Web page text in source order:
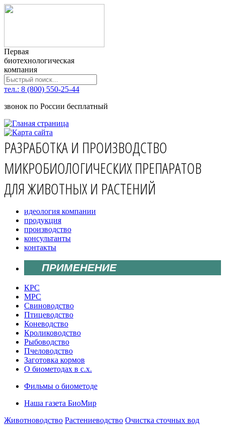
Первая
биотехнологическая
компания
тел.: 8 (800) 550-25-44
звонок по России бесплатный
РАЗРАБОТКА И ПРОИЗВОДСТВО
МИКРОБИОЛОГИЧЕСКИХ ПРЕПАРАТОВ
ДЛЯ ЖИВОТНЫХ И РАСТЕНИЙ
идеология компании
продукция
производство
консультанты
контакты
ПРИМЕНЕНИЕ
КРС
МРС
Свиноводство
Птицеводство
Коневодство
Кролиководство
Рыбоводство
Пчеловодство
Заготовка кормов
О биометодах в с.х.
Фильмы о биометоде
Наша газета БиоМир
Животноводство Растениеводство Очистка сточных вод